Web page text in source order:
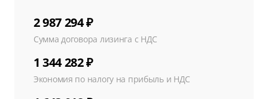
2 987 294 ₽
Сумма договора лизинга с НДС
1 344 282 ₽
Экономия по налогу на прибыль и НДС